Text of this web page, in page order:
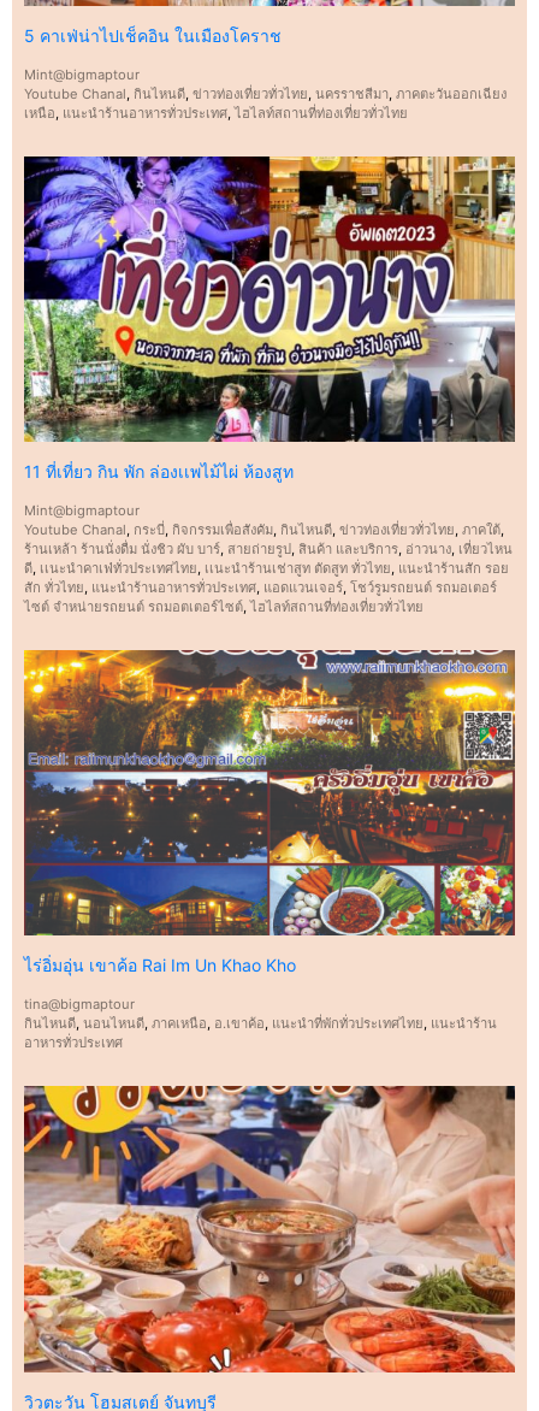
5 คาเฟ่น่าไปเช็คอิน ในเมืองโคราช
Mint@bigmaptour
Youtube Chanal กินไหนดี ข่าวท่องเที่ยวทั่วไทย นครราชสีมา ภาคตะวันออกเฉียง
เหนือ แนะนำร้านอาหารทั่วประเทศ ,ไฮไลท์สถานที่ท่องเที่ยวทั่วไทย
11 ที่เที่ยว กิน พัก ล่องเเพไม้ไผ่ ห้องสูท
Mint@bigmaptour
Youtube Chanal, กระบี่, กิจกรรมเพื่อสังคัม, กินไหนดี, ข่าวท่องเที่ยวทั่วไทย, ภาคใต้,
ร้านเหล้า ร้านนั่งดื่ม นั่งชิว ผับ บาร์, สายถ่ายรูป, สินค้า และบริการ, อ่าวนาง, เที่ยวไหน
ดี, เเนะนำคาเฟ่ทั่วประเทศไทย, เเนะนำร้านเช่าสูท ตัดสูท ทั่วไทย, แนะนำร้านสัก รอย
สัก ทั่วไทย, แนะนำร้านอาหารทั่วประเทศ, แอดแวนเจอร์, โชว์รูมรถยนต์ รถมอเตอร์
ไซต์ จำหน่ายรถยนต์ รถมอตเตอร์ไซต์,ไฮไลท์สถานที่ท่องเที่ยวทั่วไทย
ไร่อิ่มอุ่น เขาค้อ Rai Im Un Khao Kho
tina@bigmaptour
กินไหนดี, นอนไหนดี, ภาคเหนือ, อ.เขาค้อ, แนะนำที่พักทั่วประเทศไทย, แนะนำร้าน
อาหารทั่วประเทศ
วิวตะวัน โฮมสเตย์ จันทบุรี